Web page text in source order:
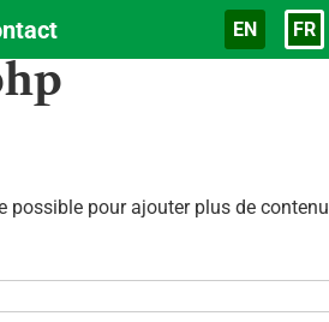
Langue
EN FR
pour ajouter plus de